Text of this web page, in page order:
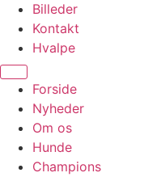
Billeder
Kontakt
Hvalpe
Forside
Nyheder
Om os
Hunde
Champions